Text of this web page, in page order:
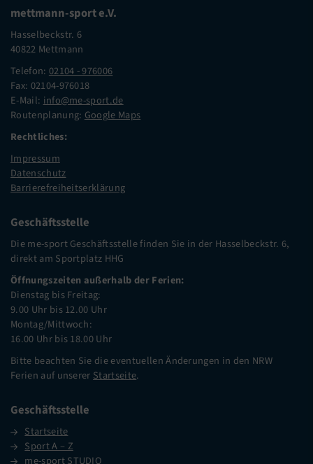
mettmann-sport e.V.
Hasselbeckstr. 6
40822 Mettmann
Telefon: 02104 - 976006
Fax: 02104-976018
E-Mail: info@me-sport.de
Routenplanung: Google Maps
Rechtliches:
Impressum
Datenschutz
Barrierefreiheitserklärung
Geschäftsstelle
Die me-sport Geschäftsstelle finden Sie in der Hasselbeckstr. 6,
direkt am Sportplatz HHG
Öffnungszeiten außerhalb der Ferien:
Dienstag bis Freitag:
9.00 Uhr bis 12.00 Uhr
Montag/Mittwoch:
16.00 Uhr bis 18.00 Uhr
Bitte beachten Sie die eventuellen Änderungen in den NRW
Ferien auf unserer Startseite.
Geschäftsstelle
Startseite
Sport A – Z
me-sport STUDIO